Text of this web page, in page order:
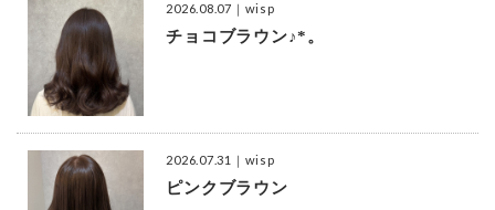
2026.08.07 ｜wisp
チョコブラウン♪*。
2026.07.31 ｜wisp
ピンクブラウン